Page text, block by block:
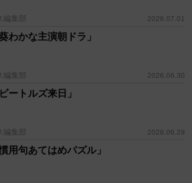
集部 2026.07.01
わかな主演朝ドラ」
集部 2026.06.30
ートルズ来日」
集部 2026.06.29
用句あてはめパズル」